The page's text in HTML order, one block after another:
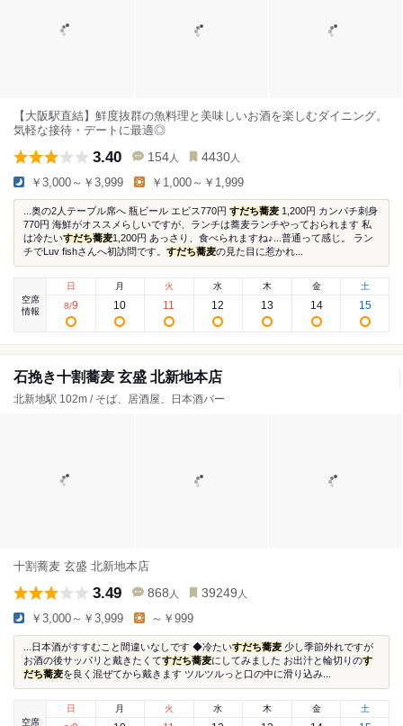
【大阪駅直結】鮮度抜群の魚料理と美味しいお酒を楽しむダイニング。
気軽な接待・デートに最適◎
3.40 154 人 4430 人
￥3,000～￥3,999 ￥1,000～￥1,999
...奥の2人テーブル席へ 瓶ビール エビス770円 すだち蕎麦 1,200円 カンパチ刺身
770円 海鮮がオススメらしいですが、ランチは蕎麦ランチやっておられます 私
は冷たいすだち蕎麦1,200円 あっさり、食べられますね♪...普通って感じ。 ラン
チでLuv fishさんへ初訪問です。 すだち蕎麦の見た目に惹かれ...
空席
情報
日
8/9
月
10
火
11
水
12
木
13
金
14
土
15
石挽き十割蕎麦 玄盛 北新地本店
北新地駅 102m / そば、居酒屋、日本酒バー
十割蕎麦 玄盛 北新地本店
3.49 868 人 39249 人
￥3,000～￥3,999 ～￥999
...日本酒がすすむこと間違いなしです ◆冷たいすだち蕎麦 少し季節外れですが
お酒の後サッパリと戴きたくてすだち蕎麦にしてみました お出汁と輪切りのす
だち蕎麦を良く混ぜてから戴きます ツルツルっと口の中に滑り込み...
空席
日
月 火 水 木 金 土